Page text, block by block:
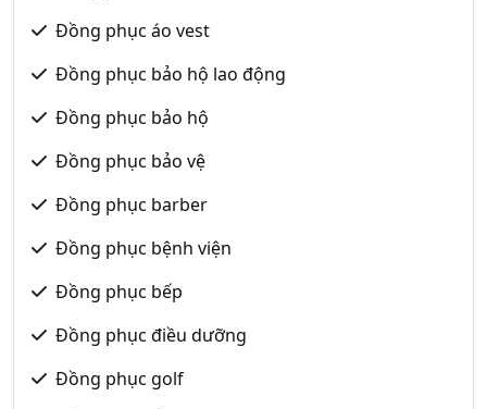
Đồng phục áo vest
Đồng phục bảo hộ lao động
Đồng phục bảo hộ
Đồng phục bảo vệ
Đồng phục barber
Đồng phục bệnh viện
Đồng phục bếp
Đồng phục điều dưỡng
Đồng phục golf